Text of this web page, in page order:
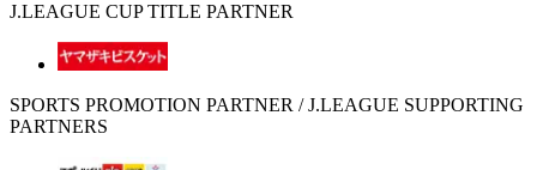
J.LEAGUE CUP TITLE PARTNER
SPORTS PROMOTION PARTNER / J.LEAGUE SUPPORTING
PARTNERS